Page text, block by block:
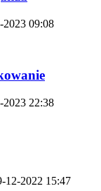
2023 09:08
2023 22:38
12-2022 15:47